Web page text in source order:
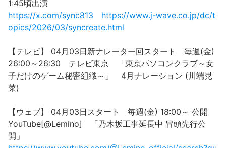
1:45頃出演
https://x.com/sync813
https://www.j-wave.co.jp/dc/t
opics/2026/03/syncreate.html
【テレビ】 04月03日新ナレーター回スタート 毎週(金)
26:00～26:30 テレビ東京 「東京パソコンクラブ～女
子だけのゲーム秘密組織～」 4月ナレーション (川端晃
菜)
【ウェブ】 04月03日スタート 毎週(金) 18:00～ 公開
YouTube[@Lemino] 「乃木坂工事延長中 冒頭先行公
開」